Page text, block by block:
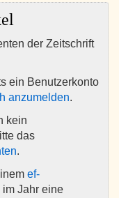
der Zeitschrift
ein Benutzerkonto
anzumelden.
kein
das
.
ef-
Jahr eine